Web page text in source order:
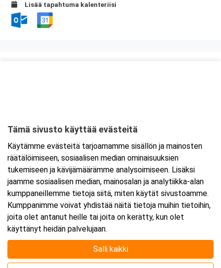
Lisää tapahtuma kalenteriisi
Tarkempi kartta ja ajo-ohjeet
Tämä sivusto käyttää evästeitä
Käytämme evästeitä tarjoamamme sisällön ja mainosten
räätälöimiseen, sosiaalisen median ominaisuuksien
tukemiseen ja kävijämäärämme analysoimiseen. Lisäksi
jaamme sosiaalisen median, mainosalan ja analytiikka-alan
kumppaneillemme tietoja siitä, miten käytät sivustoamme.
Kumppanimme voivat yhdistää näitä tietoja muihin tietoihin,
joita olet antanut heille tai joita on kerätty, kun olet
käyttänyt heidän palvelujaan.
Salli kaikki